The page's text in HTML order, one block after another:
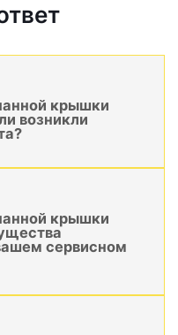
крышки
возникли
крышки
сервисном